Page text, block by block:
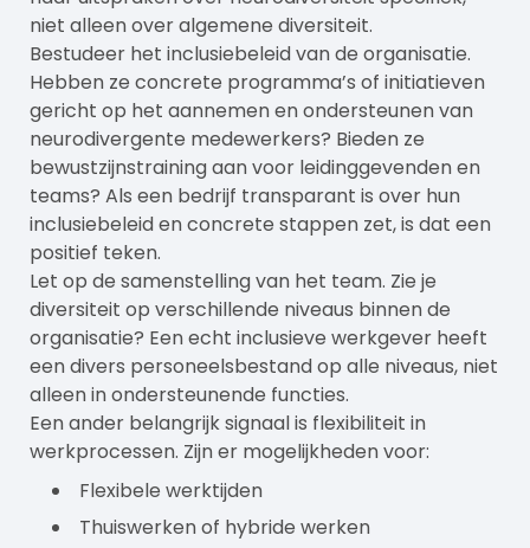
niet alleen over algemene diversiteit.
Bestudeer het inclusiebeleid van de organisatie.
Hebben ze concrete programma’s of initiatieven
gericht op het aannemen en ondersteunen van
neurodivergente medewerkers? Bieden ze
bewustzijnstraining aan voor leidinggevenden en
teams? Als een bedrijf transparant is over hun
inclusiebeleid en concrete stappen zet, is dat een
positief teken.
Let op de samenstelling van het team. Zie je
diversiteit op verschillende niveaus binnen de
organisatie? Een echt inclusieve werkgever heeft
een divers personeelsbestand op alle niveaus, niet
alleen in ondersteunende functies.
Een ander belangrijk signaal is flexibiliteit in
werkprocessen. Zijn er mogelijkheden voor:
Flexibele werktijden
Thuiswerken of hybride werken